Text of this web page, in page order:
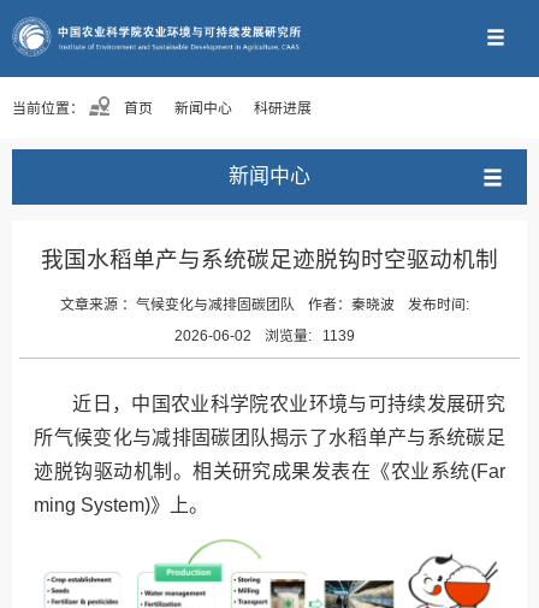
当前位置： 首页 新闻中心 科研进展
新闻中心
我国水稻单产与系统碳足迹脱钩时空驱动机制
文章来源 ： 气候变化与减排固碳团队 作者： 秦晓波
发布时间:
2026-06-02
浏览量: 1139
近日，中国农业科学院农业环境与可持续发展研究
所气候变化与减排固碳团队揭示了水稻单产与系统碳足
迹脱钩驱动机制。相关研究成果发表在《农业系统(Far
ming System)》上。